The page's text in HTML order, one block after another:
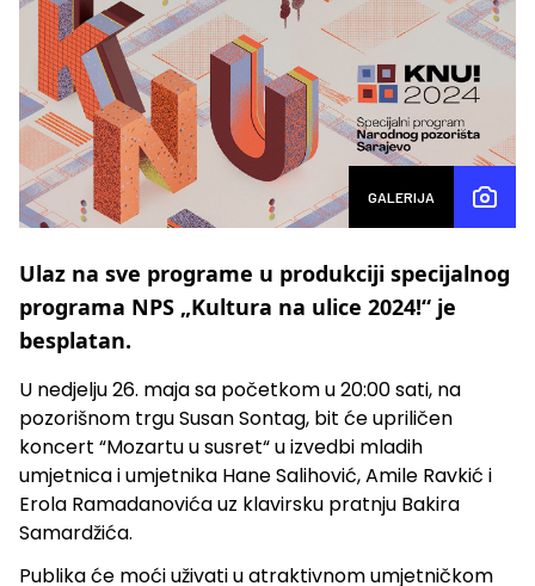
GALERIJA
Ulaz na sve programe u produkciji specijalnog
programa NPS „Kultura na ulice 2024!“ je
besplatan.
U nedjelju 26. maja sa početkom u 20:00 sati, na
pozorišnom trgu Susan Sontag, bit će upriličen
koncert “Mozartu u susret“ u izvedbi mladih
umjetnica i umjetnika Hane Salihović, Amile Ravkić i
Erola Ramadanovića uz klavirsku pratnju Bakira
Samardžića.
Publika će moći uživati u atraktivnom umjetničkom